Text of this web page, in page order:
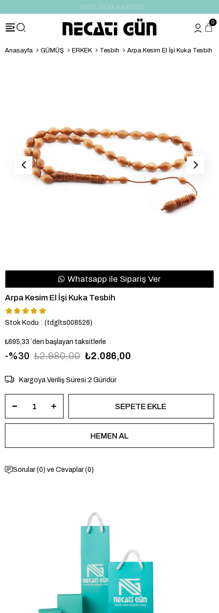
0
Anasayfa GÜMÜŞ ERKEK Tesbih Arpa Kesim El İşi Kuka Tesbih
Whatsapp ile Sipariş Ver
Arpa Kesim El İşi Kuka Tesbih
Stok Kodu (tdglts008526)
₺695,33 `den başlayan taksitlerle
30 ₺2.980,00 ₺2.086,00
Kargoya Veriliş Süresi:2 Gündür
Sorular (0) ve Cevaplar (0)